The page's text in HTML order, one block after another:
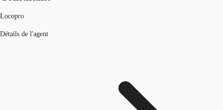
Locopro
Détails de l'agent